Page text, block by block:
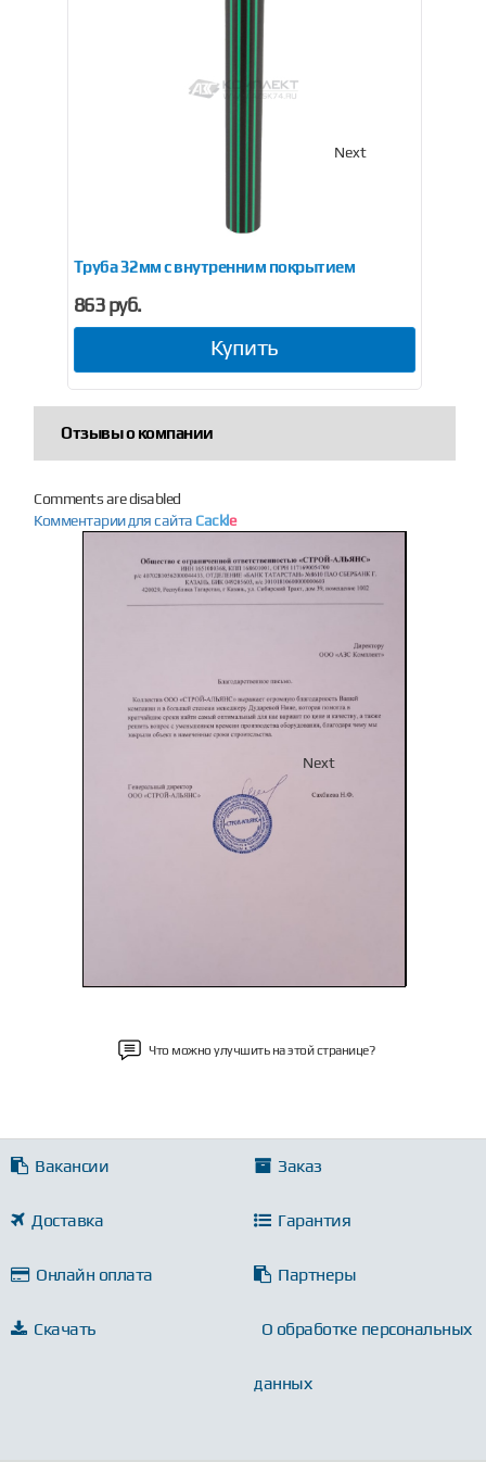
Труба 32мм с внутренним покрытием
863 руб.
Купить
Next
Отзывы о компании
Comments are disabled
Комментарии для сайта Cackle
Next
Что можно улучшить на этой странице?
Вакансии Заказ
Доставка Гарантия
Онлайн оплата Партнеры
Скачать О обработке персональных
данных